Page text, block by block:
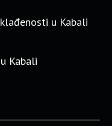
u Kabali
Kabali